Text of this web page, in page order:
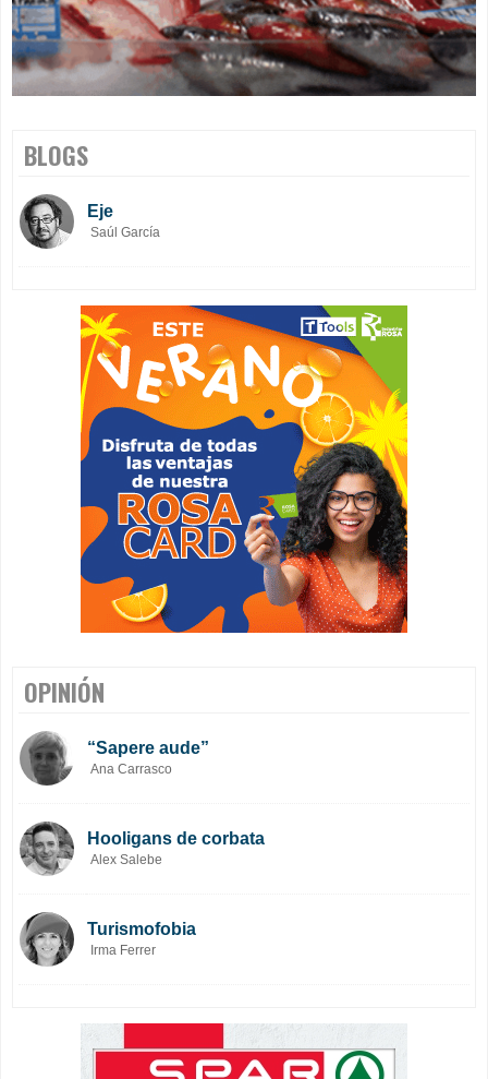
BLOGS
Eje
Saúl García
OPINIÓN
“Sapere aude”
Ana Carrasco
Hooligans de corbata
Alex Salebe
Turismofobia
Irma Ferrer